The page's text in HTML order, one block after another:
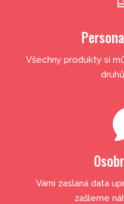
Všechny produkty si
Vámi zaslaná data
zašleme